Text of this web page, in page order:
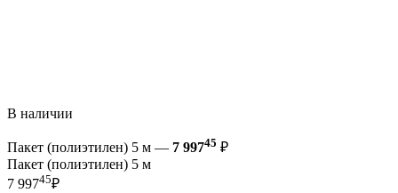
В наличии
Пакет (полиэтилен) 5 м — 7 99745 ₽
Пакет (полиэтилен) 5 м
7 99745₽